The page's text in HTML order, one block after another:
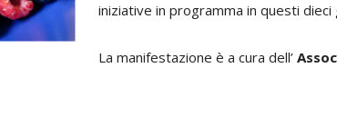
iniziative in programma in questi dieci
La manifestazione è a cura dell’